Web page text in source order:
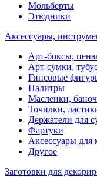
Мольберты
Этюдники
Аксессуары,
Арт-боксы,
Арт-сумки,
Гипсовые
Палитры
Масленки,
Точилки,
Держатели для
Фартуки
Аксессуары для
Другое
Заготовки для